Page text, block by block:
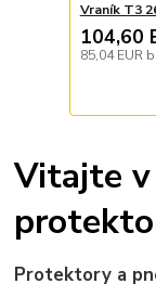
Vraník T3
104,60
85,04 EUR
Vitajte
Protektory a